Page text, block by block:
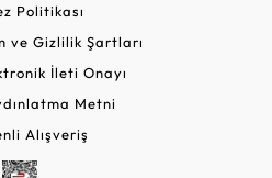
Politikası
ve Gizlilik Şartları
İleti Onayı
Metni
Alışveriş